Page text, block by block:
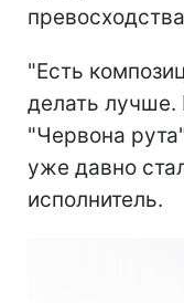
"Есть
делать
"Червона
уже давно
исполнитель.